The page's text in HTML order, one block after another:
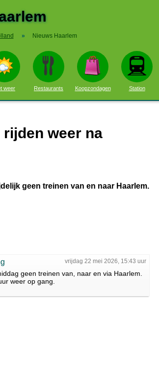
» Nieuws Haarlem
weer Restaurants Koopzondagen Station
weer na
geen treinen van en naar Haarlem.
vrijdag 22 mei 2026, 15:43 uur
geen treinen van, naar en via Haarlem.
weer op gang.